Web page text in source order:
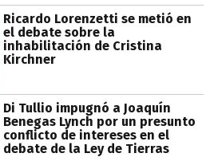
Ricardo Lorenzetti se metió en
el debate sobre la
inhabilitación de Cristina
Kirchner
Di Tullio impugnó a Joaquín
Benegas Lynch por un presunto
conflicto de intereses en el
debate de la Ley de Tierras